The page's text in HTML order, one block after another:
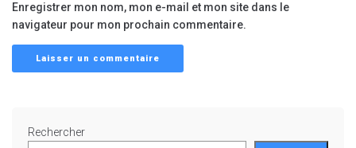
Enregistrer mon nom, mon e-mail et mon site dans le
navigateur pour mon prochain commentaire.
Rechercher